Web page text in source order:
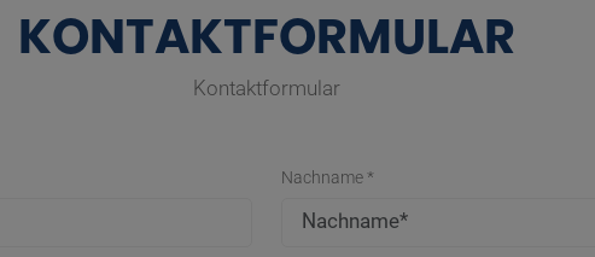
KONTAKTFORMULAR
Kontaktformular
Nachname *